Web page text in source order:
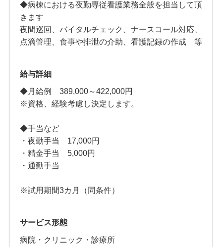
◆病棟における夜勤専従看護業務全般を担当して頂
きます
夜間巡回、バイタルチェック、ナースコール対応、
点滴管理、食事や排泄の介助、看護記録の作成 等
給与詳細
◆月給例 389,000～422,000円
※資格、経験考慮し決定します。
◆手当など
・夜勤手当 17,000円
・精金手当 5,000円
・通勤手当
※試用期間3カ月（同条件）
サービス形態
病院・クリニック・診療所